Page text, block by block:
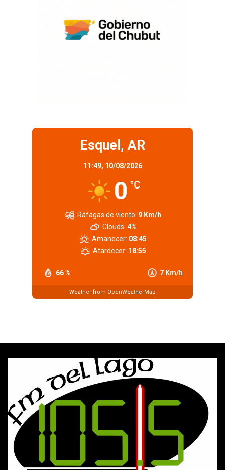
Esquel, AR
11:49, 10/08/2026
0 °C
66 % 7 Km/h
Ráfagas de viento: 9 Km/h
Clouds: 4%
Amanecer: 08:45
Atardecer: 18:55
Weather from OpenWeatherMap